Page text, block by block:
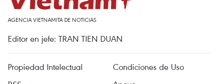
AGENCIA VIETNAMITA DE NOTICIAS
Editor en jefe: TRAN TIEN DUAN
Propiedad Intelectual
Condiciones de Uso